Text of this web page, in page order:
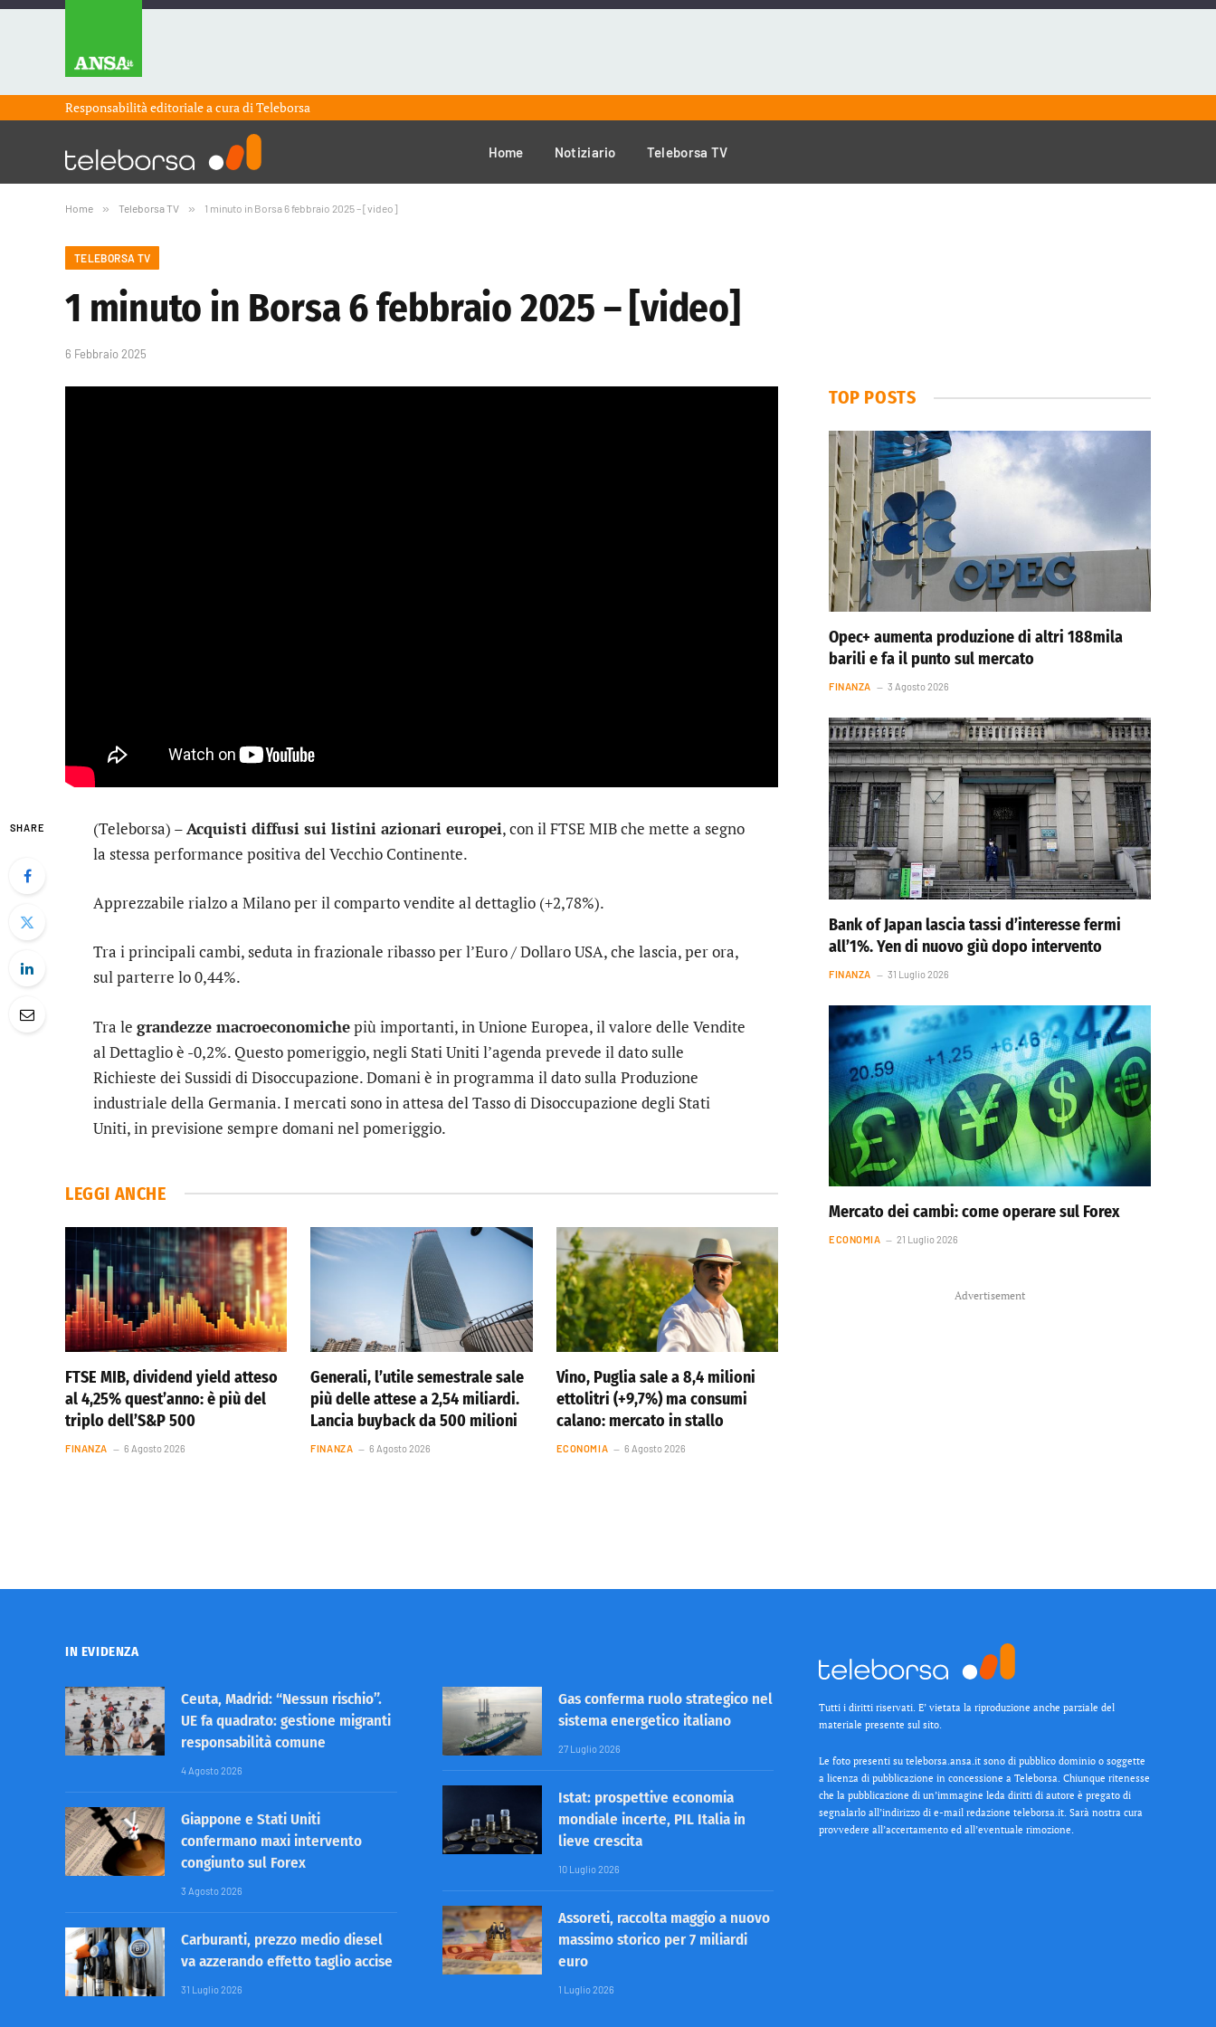
Responsabilità editoriale a cura diTeleborsa
Home Notiziario Teleborsa TV
Home » Teleborsa TV » 1 minuto in Borsa 6 febbraio 2025 – [video]
TELEBORSA TV
1 minuto in Borsa 6 febbraio 2025 – [video]
6 Febbraio 2025
SHARE (Teleborsa) –Acquisti diffusi sui listini azionari europei, con ilFTSE MIBche mette a segno
la stessa performance positiva del Vecchio Continente.
Apprezzabile rialzo a Milano per il compartovendite al dettaglio (+2,78%).
Tra i principali cambi, seduta in frazionale ribasso per l’Euro / Dollaro USA, che lascia, per ora,
sul parterre lo 0,44%.
Tra le grandezze macroeconomichepiù importanti, in Unione Europea, il valore delle Vendite
al Dettaglio è -0,2%. Questo pomeriggio, negli Stati Uniti l’agenda prevede il dato sulle
Richieste dei Sussidi di Disoccupazione. Domani è in programma il dato sulla Produzione
industriale della Germania. I mercati sono in attesa del Tasso di Disoccupazione degli Stati
Uniti, in previsione sempre domani nel pomeriggio.
LEGGI ANCHE
FTSE MIB, dividend yield atteso
al 4,25% quest’anno: è più del
triplo dell’S&P 500
FINANZA 6 Agosto 2026
Generali, l’utile semestrale sale
più delle attese a 2,54 miliardi.
Lancia buyback da 500 milioni
FINANZA 6 Agosto 2026
Vino, Puglia sale a 8,4 milioni
ettolitri (+9,7%) ma consumi
calano: mercato in stallo
ECONOMIA 6 Agosto 2026
TOP POSTS
Opec+ aumenta produzione di altri 188mila
barili e fa il punto sul mercato
FINANZA 3 Agosto 2026
Bank of Japan lascia tassi d’interesse fermi
all’1%. Yen di nuovo giù dopo intervento
FINANZA 31 Luglio 2026
Mercato dei cambi: come operare sul Forex
ECONOMIA 21 Luglio 2026
Advertisement
IN EVIDENZA
Ceuta, Madrid: “Nessun rischio”.
UE fa quadrato: gestione migranti
responsabilità comune
4 Agosto 2026
Giappone e Stati Uniti
confermano maxi intervento
congiunto sul Forex
3 Agosto 2026
Carburanti, prezzo medio diesel
va azzerando effetto taglio accise
31 Luglio 2026
Gas conferma ruolo strategico nel
sistema energetico italiano
27 Luglio 2026
Istat: prospettive economia
mondiale incerte, PIL Italia in
lieve crescita
10 Luglio 2026
Assoreti, raccolta maggio a nuovo
massimo storico per 7 miliardi
euro
1 Luglio 2026
Tutti i diritti riservati. E’ vietata la riproduzione anche parziale del
materiale presente sul sito.
Le foto presenti su teleborsa.ansa.it sono di pubblico dominio o soggette
a licenza di pubblicazione in concessione a Teleborsa. Chiunque ritenesse
che la pubblicazione di un’immagine leda diritti di autore è pregato di
segnalarlo all’indirizzo di e-mail redazione teleborsa.it. Sarà nostra cura
provvedere all’accertamento ed all’eventuale rimozione.